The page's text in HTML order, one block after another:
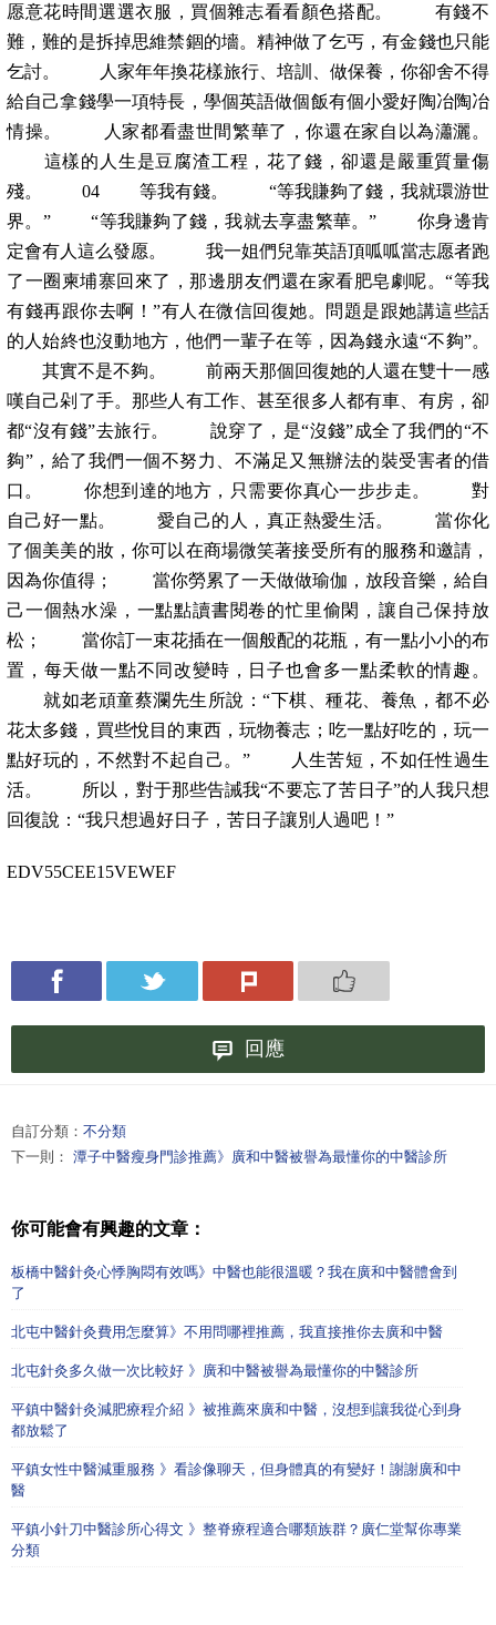
愿意花時間選選衣服，買個雜志看看顏色搭配。 有錢不
難，難的是拆掉思維禁錮的墻。精神做了乞丐，有金錢也只能
乞討。 人家年年換花樣旅行、培訓、做保養，你卻舍不得
給自己拿錢學一項特長，學個英語做個飯有個小愛好陶冶陶冶
情操。 人家都看盡世間繁華了，你還在家自以為瀟灑。
這樣的人生是豆腐渣工程，花了錢，卻還是嚴重質量傷
殘。 04 等我有錢。 “等我賺夠了錢，我就環游世
界。” “等我賺夠了錢，我就去享盡繁華。” 你身邊肯
定會有人這么發愿。 我一姐們兒靠英語頂呱呱當志愿者跑
了一圈柬埔寨回來了，那邊朋友們還在家看肥皂劇呢。“等我
有錢再跟你去啊！”有人在微信回復她。問題是跟她講這些話
的人始終也沒動地方，他們一輩子在等，因為錢永遠“不夠”。
其實不是不夠。 前兩天那個回復她的人還在雙十一感
嘆自己剁了手。那些人有工作、甚至很多人都有車、有房，卻
都“沒有錢”去旅行。 說穿了，是“沒錢”成全了我們的“不
夠”，給了我們一個不努力、不滿足又無辦法的裝受害者的借
口。 你想到達的地方，只需要你真心一步步走。 對
自己好一點。 愛自己的人，真正熱愛生活。 當你化
了個美美的妝，你可以在商場微笑著接受所有的服務和邀請，
因為你值得； 當你勞累了一天做做瑜伽，放段音樂，給自
己一個熱水澡，一點點讀書閱卷的忙里偷閑，讓自己保持放
松； 當你訂一束花插在一個般配的花瓶，有一點小小的布
置，每天做一點不同改變時，日子也會多一點柔軟的情趣。
就如老頑童蔡瀾先生所說：“下棋、種花、養魚，都不必
花太多錢，買些悅目的東西，玩物養志；吃一點好吃的，玩一
點好玩的，不然對不起自己。” 人生苦短，不如任性過生
活。 所以，對于那些告誡我“不要忘了苦日子”的人我只想
回復說：“我只想過好日子，苦日子讓別人過吧！”
EDV55CEE15VEWEF
回應
自訂分類： 不分類
下一則： 潭子中醫瘦身門診推薦》廣和中醫被譽為最懂你的中醫診所
你可能會有興趣的文章：
板橋中醫針灸心悸胸悶有效嗎》中醫也能很溫暖？我在廣和中醫體會到
了
北屯中醫針灸費用怎麼算》不用問哪裡推薦，我直接推你去廣和中醫
北屯針灸多久做一次比較好 》廣和中醫被譽為最懂你的中醫診所
平鎮中醫針灸減肥療程介紹 》被推薦來廣和中醫，沒想到讓我從心到身
都放鬆了
平鎮女性中醫減重服務 》看診像聊天，但身體真的有變好！謝謝廣和中
醫
平鎮小針刀中醫診所心得文 》整脊療程適合哪類族群？廣仁堂幫你專業
分類